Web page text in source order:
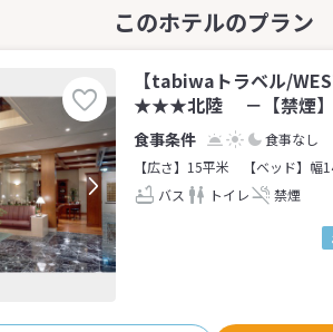
【tabiwaトラベル/
★★★北陸 －【禁煙】
食事なし
【広さ】15平米
【ベッド】
バス
トイレ 禁煙